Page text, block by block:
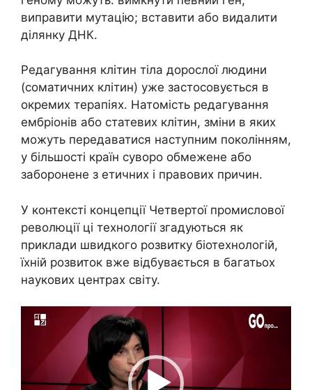
виправити мутацію; вставити або видалити
ділянку ДНК.
Редагування клітин тіла дорослої людини
(соматичних клітин) уже застосовується в
окремих терапіях. Натомість редагування
ембріонів або статевих клітин, зміни в яких
можуть передаватися наступним поколінням,
у більшості країн суворо обмежене або
заборонене з етичних і правових причин.
У контексті концепції Четвертої промислової
революції ці технології згадуються як
приклади швидкого розвитку біотехнологій,
їхній розвиток вже відбувається в багатьох
наукових центрах світу.
Відеопрогравач